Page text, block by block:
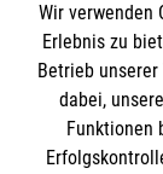
Empfänger:
Pax-Bank für
IBAN: DE71
BIC:
Wir verwenden
Erlebnis zu
Betrieb
dabei,
Funktionen